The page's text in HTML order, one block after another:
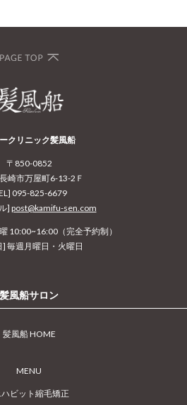
クリニック髪風船
〒850-0852
崎市万屋町6-13-2Ｆ
095-825-6679
]post@kamifu-sen.com
10:00~16:00（完全予約制）
毎週月曜日・火曜日
髪風船サロン
髪風船 HOME
MENU
ビット縮毛矯正